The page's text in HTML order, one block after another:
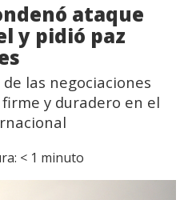
ataque
y pidió paz
las negociaciones
y duradero en el
< 1 minuto